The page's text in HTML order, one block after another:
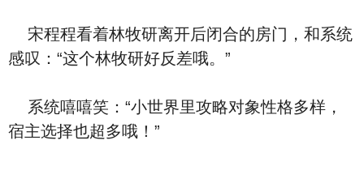
宋程程看着林牧研离开后闭合的房门，和系统
感叹：“这个林牧研好反差哦。”
系统嘻嘻笑：“小世界里攻略对象性格多样，
宿主选择也超多哦！”